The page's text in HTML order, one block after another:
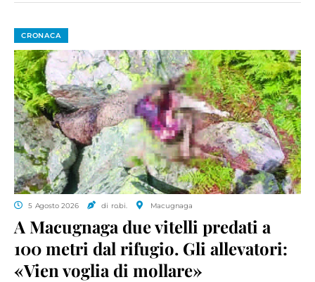
CRONACA
5 Agosto 2026 di ro.bi. Macugnaga
A Macugnaga due vitelli predati a
100 metri dal rifugio. Gli allevatori:
«Vien voglia di mollare»